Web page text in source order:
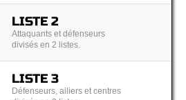
LISTE 2
Attaquants et défenseurs
divisés en 2 listes.
LISTE 3
Défenseurs, ailiers et centres